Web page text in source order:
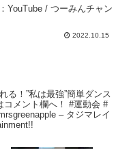
YouTube / つーみんチャン
2022.10.15
る！”私は最強”簡単ダンス
コメント欄へ！ #運動会 #
– タジマレイ